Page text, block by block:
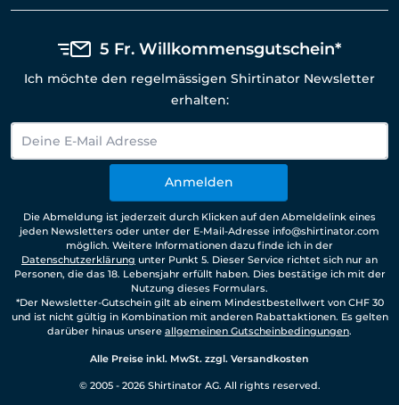
5 Fr. Willkommensgutschein*
Ich möchte den regelmässigen Shirtinator Newsletter
erhalten:
Anmelden
Die Abmeldung ist jederzeit durch Klicken auf den Abmeldelink eines
jeden Newsletters oder unter der E-Mail-Adresse info@shirtinator.com
möglich. Weitere Informationen dazu finde ich in der
Datenschutzerklärung unter Punkt 5. Dieser Service richtet sich nur an
Personen, die das 18. Lebensjahr erfüllt haben. Dies bestätige ich mit der
Nutzung dieses Formulars.
*Der Newsletter-Gutschein gilt ab einem Mindestbestellwert von CHF 30
und ist nicht gültig in Kombination mit anderen Rabattaktionen. Es gelten
darüber hinaus unsere allgemeinen Gutscheinbedingungen.
Alle Preise inkl. MwSt. zzgl. Versandkosten
© 2005 - 2026 Shirtinator AG. All rights reserved.